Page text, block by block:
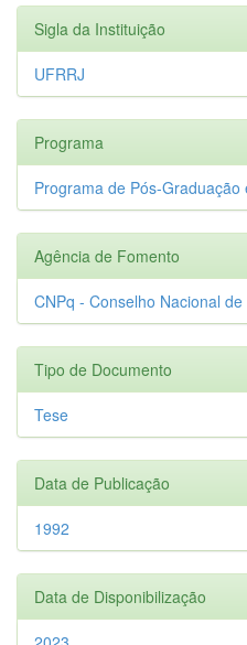
Sigla da Instituição
UFRRJ
Programa
Programa de Pós-Graduação
Agência de Fomento
CNPq - Conselho Nacional de
Tipo de Documento
Tese
Data de Publicação
1992
Data de Disponibilização